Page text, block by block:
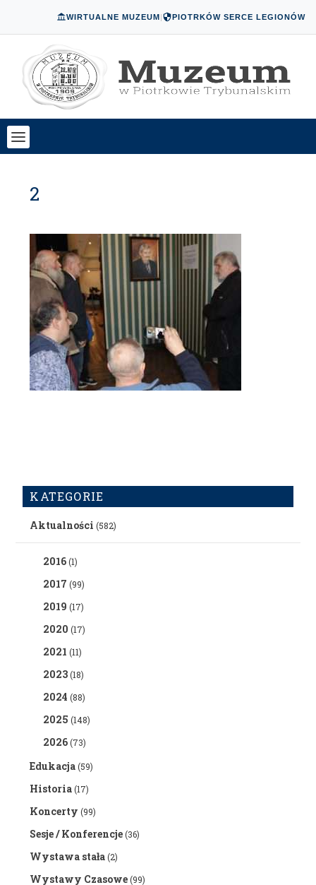
WIRTUALNE MUZEUM| PIOTRKÓW SERCE LEGIONÓW
2
KATEGORIE
Aktualności (582)
2016(1)
2017 (99)
2019 (17)
2020 (17)
2021 (11)
2023(18)
2024 (88)
2025 (148)
2026(73)
Edukacja(59)
Historia(17)
Koncerty (99)
Sesje / Konferencje(36)
Wystawa stała(2)
Wystawy Czasowe(99)